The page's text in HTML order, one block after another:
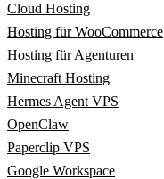
Cloud Hosting
Hosting für WooCommerce
Hosting für Agenturen
Minecraft Hosting
Hermes Agent VPS
OpenClaw
Paperclip VPS
Google Workspace